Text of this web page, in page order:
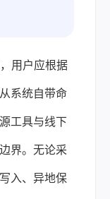
用户应根据
系统自带命
工具与线下
界。无论采
入、异地保